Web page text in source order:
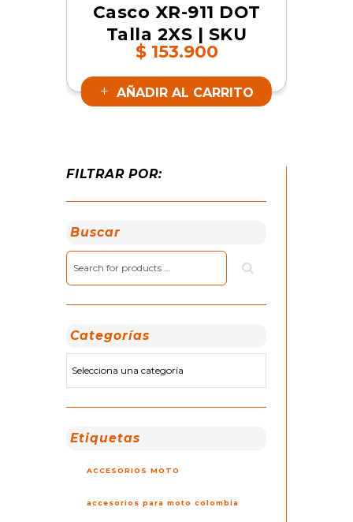
Casco XR-911 DOT
Talla 2XS | SKU
XC0-911XXXXXX-
004341
$153.900
AÑADIR AL CARRITO
FILTRAR POR:
Buscar
Categorías
Etiquetas
ACCESORIOS MOTO
accesorios para moto colombia